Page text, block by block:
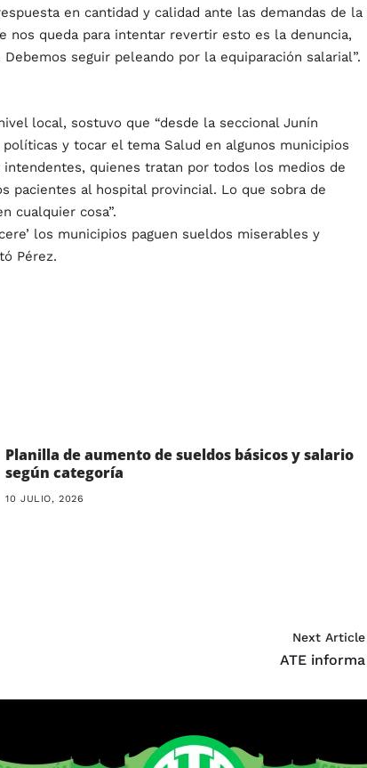
en cantidad y calidad ante las demandas de la
nos queda para intentar revertir esto es la denuncia,
seguir peleando por la equiparación salarial”.
local, sostuvo que “desde la seccional Junín
y tocar el tema Salud en algunos municipios
quienes tratan por todos los medios de
pacientes al hospital provincial. Lo que sobra de
cualquier cosa”.
los municipios paguen sueldos miserables y
Pérez.
Planilla de aumento de sueldos básicos y salario
según categoría
10 JULIO, 2026
Next Article
ATE informa